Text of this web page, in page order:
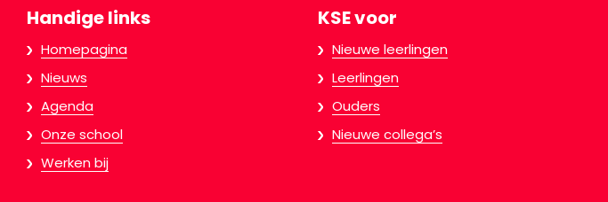
Handige links
Homepagina
Nieuws
Agenda
Onze school
Werken bij
KSE voor
Nieuwe leerlingen
Leerlingen
Ouders
Nieuwe collega’s